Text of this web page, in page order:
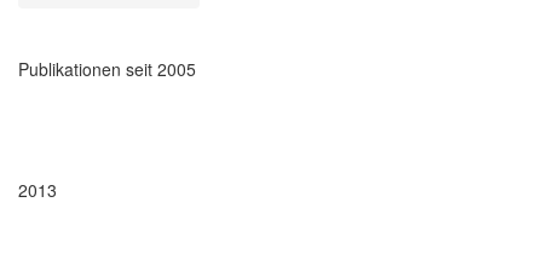
Publikationen seit 2005
2013